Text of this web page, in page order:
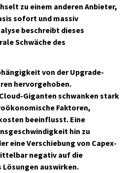
zu einem anderen Anbieter,
sofort und massiv
beschreibt dieses
Schwäche des
von der Upgrade-
hervorgehoben.
Giganten schwanken stark
Faktoren,
beeinflusst. Eine
hin zu
eine Verschiebung von Capex-
negativ auf die
Lösungen auswirken.